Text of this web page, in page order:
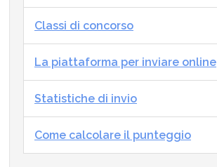
Classi di concorso
La piattaforma per inviare online
Statistiche di invio
Come calcolare il punteggio